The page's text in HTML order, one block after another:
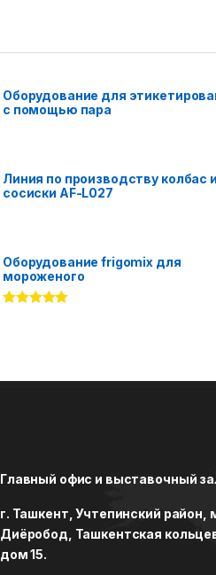
Оборудование для
с помощью пара
Линия по производству колбас и
сосиски AF-L027
Оборудование frigomix для
мороженого
Главный офис и выставочный
г. Ташкент, Учтепинский район,
Диёробод, Ташкентская
дом 15.